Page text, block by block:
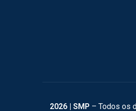
2026 | SMP – Todos os